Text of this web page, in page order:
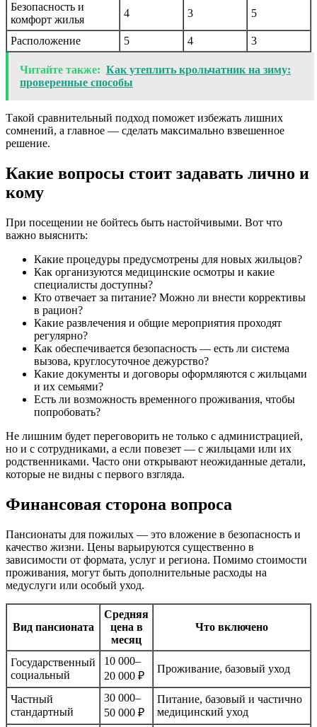
Безопасность и
комфорт жилья
4 3 5
Расположение 5 4 3
Читайте также: Как утеплить крольчатник на зиму:
проверенные способы
Такой сравнительный подход поможет избежать лишних
сомнений, а главное — сделать максимально взвешенное
решение.
Какие вопросы стоит задавать лично и
кому
При посещении не бойтесь быть настойчивыми. Вот что
важно выяснить:
Какие процедуры предусмотрены для новых жильцов?
Как организуются медицинские осмотры и какие
специалисты доступны?
Кто отвечает за питание? Можно ли внести коррективы
в рацион?
Какие развлечения и общие мероприятия проходят
регулярно?
Как обеспечивается безопасность — есть ли система
вызова, круглосуточное дежурство?
Какие документы и договоры оформляются с жильцами
и их семьями?
Есть ли возможность временного проживания, чтобы
попробовать?
Не лишним будет переговорить не только с администрацией,
но и с сотрудниками, а если повезет — с жильцами или их
родственниками. Часто они открывают неожиданные детали,
которые не видны с первого взгляда.
Финансовая сторона вопроса
Пансионаты для пожилых — это вложение в безопасность и
качество жизни. Цены варьируются существенно в
зависимости от формата, услуг и региона. Помимо стоимости
проживания, могут быть дополнительные расходы на
медуслуги или особый уход.
Вид пансионата
Средняя
цена в
месяц
Что включено
Государственный
социальный
10 000–
20 000 ₽
Проживание, базовый уход
Частный
стандартный
30 000–
50 000 ₽
Питание, базовый и частично
медицинский уход